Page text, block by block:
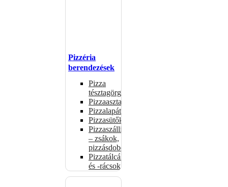
Pizzéria
berendezések
Pizza
tésztagörgők
Pizzaasztalok
Pizzalapátok
Pizzasütők
Pizzaszállítás
– zsákok,
pizzásdobozok
Pizzatálcák
és -rácsok